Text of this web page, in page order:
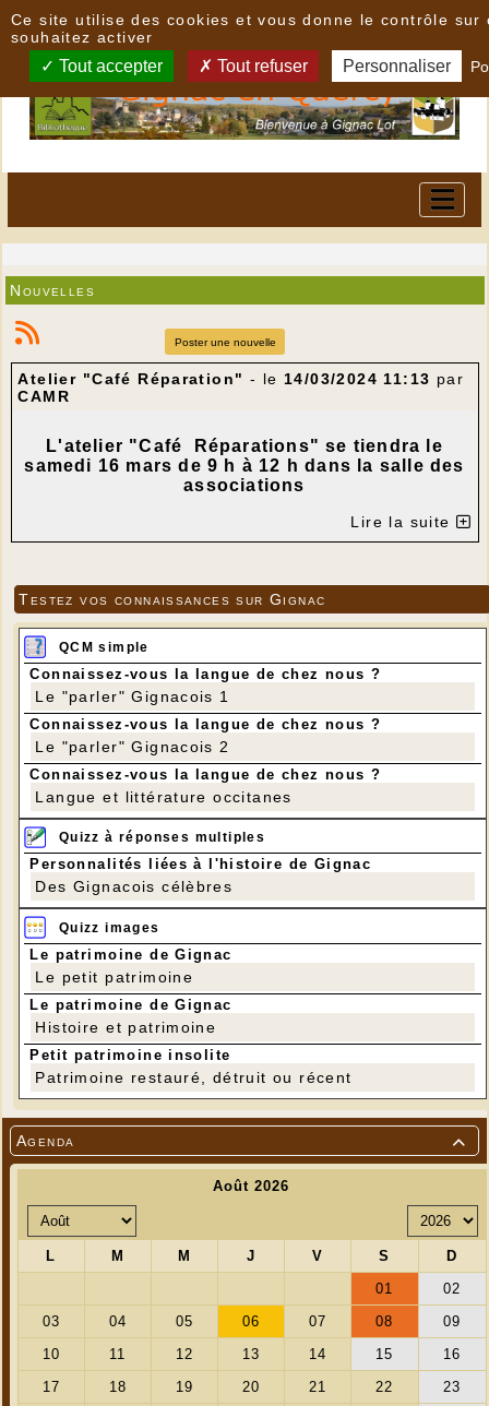

Agenda
Nouvelles
Poster une nouvelle
Atelier "Café Réparation" - le 14/03/2024 11:13 par
CAMR
L'atelier "Café Réparations" se tiendra le
samedi 16 mars de 9 h à 12 h dans la salle des
associations
Lire la suite
Testez vos connaissances sur Gignac
QCM simple
Connaissez-vous la langue de chez nous ?
Le "parler" Gignacois 1
Connaissez-vous la langue de chez nous ?
Le "parler" Gignacois 2
Connaissez-vous la langue de chez nous ?
Langue et littérature occitanes
Quizz à réponses multiples
Personnalités liées à l'histoire de Gignac
Des Gignacois célèbres
Quizz images
Le patrimoine de Gignac
Le petit patrimoine
Le patrimoine de Gignac
Histoire et patrimoine
Petit patrimoine insolite
Patrimoine restauré, détruit ou récent
Ce site utilise des cookies et vous donne le contrôle sur
souhaitez activer
Tout accepter Tout refuser Personnaliser